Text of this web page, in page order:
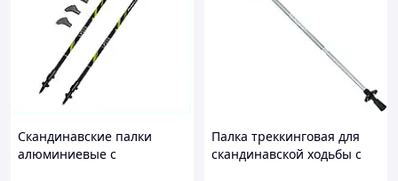
Скандинавские палки
алюминиевые с
Палка треккинговая для
скандинавской ходьбы с